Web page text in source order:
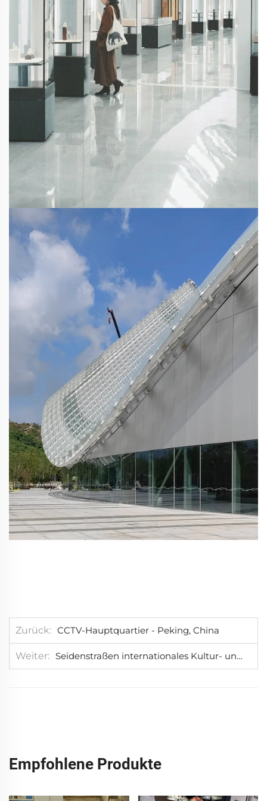
Zurück CCTV-Hauptquartier - Peking, China
Weiter Seidenstraßen internationales Kultur- und Austauschzentrum - Langfang, China
Empfohlene Produkte